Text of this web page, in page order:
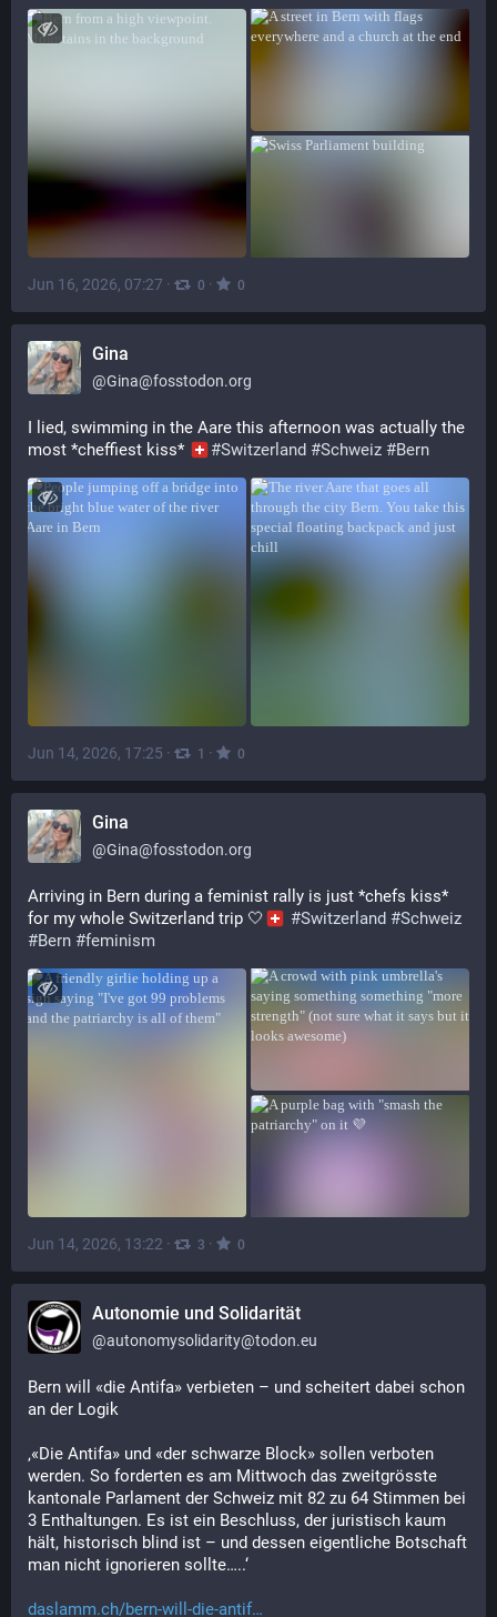
Jun 16, 2026, 07:27 · 0 · 0
Gina
@Gina@fosstodon.org
I lied, swimming in the Aare this afternoon was actually the
most *cheffiest kiss*
#Switzerland #Schweiz #Bern
Jun 14, 2026, 17:25 · 1 · 0
Gina
@Gina@fosstodon.org
Arriving in Bern during a feminist rally is just *chefs kiss*
for my whole Switzerland trip 🤍
#Switzerland #Schweiz
#Bern #feminism
Jun 14, 2026, 13:22 · 3 · 0
Autonomie und Solidarität
@autonomysolidarity@todon.eu
Bern will «die Antifa» verbieten – und scheitert dabei schon
an der Logik
‚«Die Antifa» und «der schwarze Block» sollen verboten
werden. So forderten es am Mittwoch das zweitgrösste
kantonale Parlament der Schweiz mit 82 zu 64 Stimmen bei
3 Enthaltungen. Es ist ein Beschluss, der juristisch kaum
hält, historisch blind ist – und dessen eigentliche Botschaft
man nicht ignorieren sollte…..‘
daslamm.ch/bern-will-die-antif